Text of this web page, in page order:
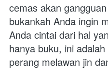
cemas akan
bukankah Anda ingin
Anda cintai dari hal
hanya buku, ini
perang melawan jin